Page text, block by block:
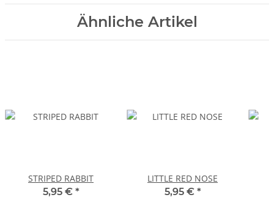
Ähnliche Artikel
STRIPED RABBIT
5,95 € *
LITTLE RED NOSE
5,95 € *